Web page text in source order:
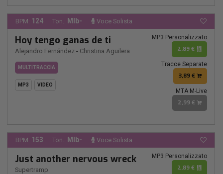
BPM: 124 Ton.: MIb- Voce Solista
Hoy tengo ganas de ti
Alejandro Fernández - Christina Aguilera
MULTITRACCIA
MP3 VIDEO
MP3 Personalizzato
2,89 €
Tracce Separate
3,89 €
MTA M-Live
2,99 €
BPM: 153 Ton.: MIb- Voce Solista
Just another nervous wreck
Supertramp
MP3 Personalizzato
2,89 €